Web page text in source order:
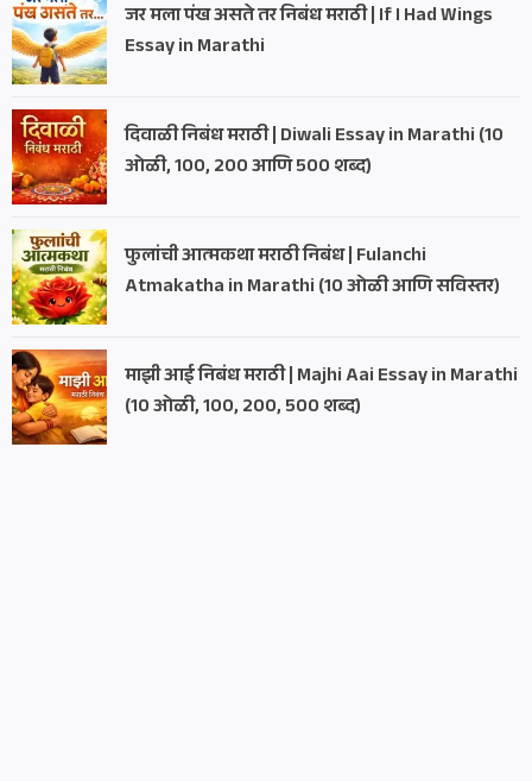
जर मला पंख असते तर निबंध मराठी | If I Had Wings
Essay in Marathi
दिवाळी निबंध मराठी | Diwali Essay in Marathi (10
ओळी, 100, 200 आणि 500 शब्द)
फुलांची आत्मकथा मराठी निबंध | Fulanchi
Atmakatha in Marathi (10 ओळी आणि सविस्तर)
माझी आई निबंध मराठी | Majhi Aai Essay in Marathi
(10 ओळी, 100, 200, 500 शब्द)